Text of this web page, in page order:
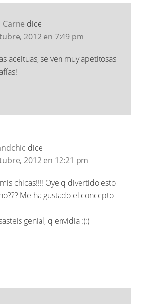
Carne dice
2012 en 7:49 pm
aceituas, se ven muy apetitosas
dice
2012 en 12:21 pm
chicas!!!! Oye q divertido esto
Me ha gustado el concepto
genial, q envidia :):)